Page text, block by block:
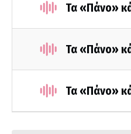
Τα «Πάνο»
Τα «Πάνο»
Τα «Πάνο»